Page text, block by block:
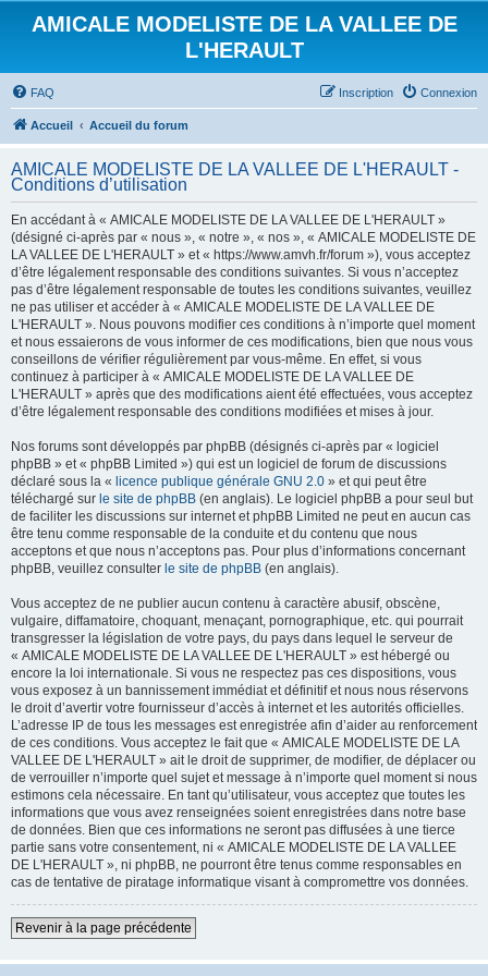
AMICALE MODELISTE DE LA VALLEE DE
L'HERAULT
FAQ Connexion
Inscription
Accueil Accueil du forum
AMICALE MODELISTE DE LA VALLEE DE L'HERAULT -
Conditions d’utilisation
En accédant à « AMICALE MODELISTE DE LA VALLEE DE L'HERAULT »
(désigné ci-après par « nous », « notre », « nos », « AMICALE MODELISTE DE
LA VALLEE DE L'HERAULT » et « https://www.amvh.fr/forum »), vous acceptez
d’être légalement responsable des conditions suivantes. Si vous n’acceptez
pas d’être légalement responsable de toutes les conditions suivantes, veuillez
ne pas utiliser et accéder à « AMICALE MODELISTE DE LA VALLEE DE
L'HERAULT ». Nous pouvons modifier ces conditions à n’importe quel moment
et nous essaierons de vous informer de ces modifications, bien que nous vous
conseillons de vérifier régulièrement par vous-même. En effet, si vous
continuez à participer à « AMICALE MODELISTE DE LA VALLEE DE
L'HERAULT » après que des modifications aient été effectuées, vous acceptez
d’être légalement responsable des conditions modifiées et mises à jour.
Nos forums sont développés par phpBB (désignés ci-après par « logiciel
phpBB » et « phpBB Limited ») qui est un logiciel de forum de discussions
déclaré sous la « licence publique générale GNU 2.0 » et qui peut être
téléchargé sur le site de phpBB (en anglais). Le logiciel phpBB a pour seul but
de faciliter les discussions sur internet et phpBB Limited ne peut en aucun cas
être tenu comme responsable de la conduite et du contenu que nous
acceptons et que nous n’acceptons pas. Pour plus d’informations concernant
phpBB, veuillez consulter le site de phpBB (en anglais).
Vous acceptez de ne publier aucun contenu à caractère abusif, obscène,
vulgaire, diffamatoire, choquant, menaçant, pornographique, etc. qui pourrait
transgresser la législation de votre pays, du pays dans lequel le serveur de
« AMICALE MODELISTE DE LA VALLEE DE L'HERAULT » est hébergé ou
encore la loi internationale. Si vous ne respectez pas ces dispositions, vous
vous exposez à un bannissement immédiat et définitif et nous nous réservons
le droit d’avertir votre fournisseur d’accès à internet et les autorités officielles.
L’adresse IP de tous les messages est enregistrée afin d’aider au renforcement
de ces conditions. Vous acceptez le fait que « AMICALE MODELISTE DE LA
VALLEE DE L'HERAULT » ait le droit de supprimer, de modifier, de déplacer ou
de verrouiller n’importe quel sujet et message à n’importe quel moment si nous
estimons cela nécessaire. En tant qu’utilisateur, vous acceptez que toutes les
informations que vous avez renseignées soient enregistrées dans notre base
de données. Bien que ces informations ne seront pas diffusées à une tierce
partie sans votre consentement, ni « AMICALE MODELISTE DE LA VALLEE
DE L'HERAULT », ni phpBB, ne pourront être tenus comme responsables en
cas de tentative de piratage informatique visant à compromettre vos données.
Revenir à la page précédente